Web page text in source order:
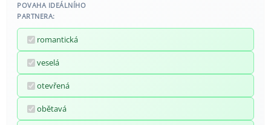
POVAHA IDEÁLNÍHO
PARTNERA:
romantická
veselá
otevřená
obětavá